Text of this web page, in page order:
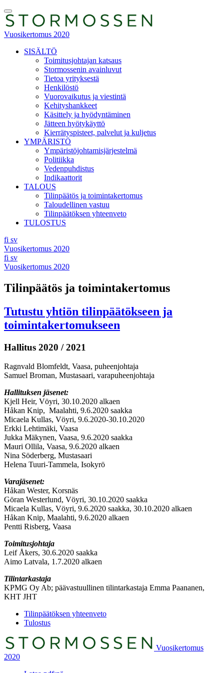
Skip
to
content
Toggle
Menu
Vuosikertomus 2020
SISÄLTÖ
Toimitusjohtajan katsaus
Stormossenin avainluvut
Tietoa yrityksestä
Henkilöstö
Vuorovaikutus ja viestintä
Kehityshankkeet
Käsittely ja hyödyntäminen
Jätteen hyötykäyttö
Kierrätyspisteet, palvelut ja kuljetus
YMPÄRISTÖ
Ympäristöjohtamisjärjestelmä
Politiikka
Vedenpuhdistus
Indikaattorit
TALOUS
Tilinpäätös ja toimintakertomus
Taloudellinen vastuu
Tilinpäätöksen yhteenveto
TULOSTUS
fi sv
Vuosikertomus 2020
fi sv
Vuosikertomus 2020
Tilinpäätös ja toimintakertomus
Tutustu yhtiön tilinpäätökseen ja
toimintakertomukseen
Hallitus 2020 / 2021
Ragnvald Blomfeldt, Vaasa, puheenjohtaja
Samuel Broman, Mustasaari, varapuheenjohtaja
Hallituksen jäsenet:
Kjell Heir, Vöyri, 30.10.2020 alkaen
Håkan Knip, Maalahti, 9.6.2020 saakka
Micaela Kullas, Vöyri, 9.6.2020-30.10.2020
Erkki Lehtimäki, Vaasa
Jukka Mäkynen, Vaasa, 9.6.2020 saakka
Mauri Ollila, Vaasa, 9.6.2020 alkaen
Nina Söderberg, Mustasaari
Helena Tuuri-Tammela, Isokyrö
Varajäsenet:
Håkan Wester, Korsnäs
Göran Westerlund, Vöyri, 30.10.2020 saakka
Micaela Kullas, Vöyri, 9.6.2020 saakka, 30.10.2020 alkaen
Håkan Knip, Maalahti, 9.6.2020 alkaen
Pentti Risberg, Vaasa
Toimitusjohtaja
Leif Åkers, 30.6.2020 saakka
Aimo Latvala, 1.7.2020 alkaen
Tilintarkastaja
KPMG Oy Ab; päävastuullinen tilintarkastaja Emma Paananen,
KHT JHT
Previous
page:
Tilinpäätöksen yhteenveto
Next
Tulostus
Previous
page:
Next
page:
Vuosikertomus
2020